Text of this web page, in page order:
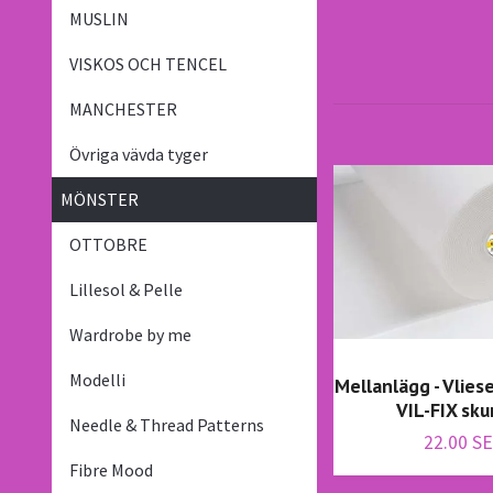
MUSLIN
VISKOS OCH TENCEL
MANCHESTER
Övriga vävda tyger
MÖNSTER
OTTOBRE
Lillesol & Pelle
Wardrobe by me
Modelli
Needle & Thread Patterns
Fibre Mood
Mellanlägg -
VIL-FIX
22.00